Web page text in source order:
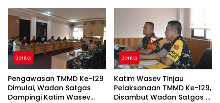
Udayana
Berita
Pengawasan TMMD Ke-129
Dimulai, Wadan Satgas
Dampingi Katim Wasev
Berita
Katim Wasev Tinjau
Pelaksanaan TMMD Ke-129,
Disambut Wadan Satgas di